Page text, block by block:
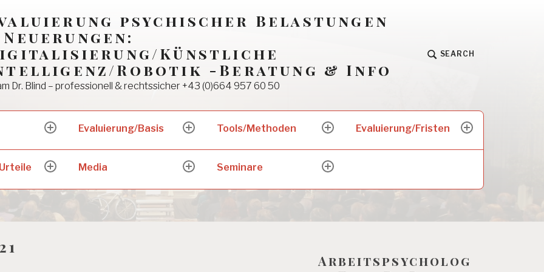
psychischer Belastungen
Neuerungen:
Künstliche
Robotik -Beratung & Info
Dr. Blind – professionell & rechtssicher +43 (0)664 957 60 50
SEARCH
expand
menu
Evaluierung/Basis
expand
menu
Tools/Methoden
expand
menu
Evaluierung/Fristen
expand
menu
expand
menu
Media
expand
menu
Seminare
expand
menu
Arbeitspsycholog